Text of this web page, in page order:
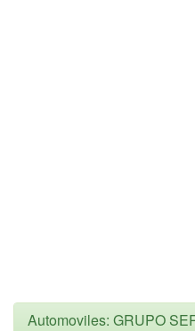
Automoviles: GRUPO